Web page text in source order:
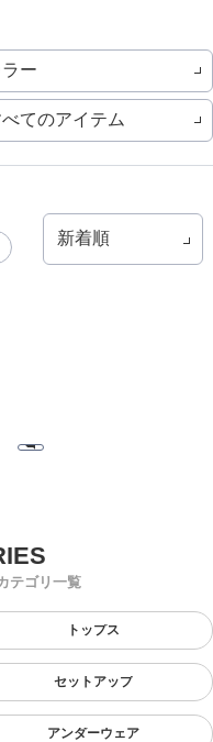
ラー
てのアイテム
テゴリ一覧
トップス
セットアップ
アンダーウェア